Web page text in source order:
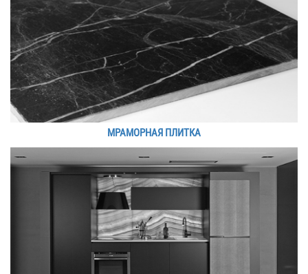
МРАМОРНАЯ ПЛИТКА